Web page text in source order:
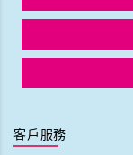
客戶服務